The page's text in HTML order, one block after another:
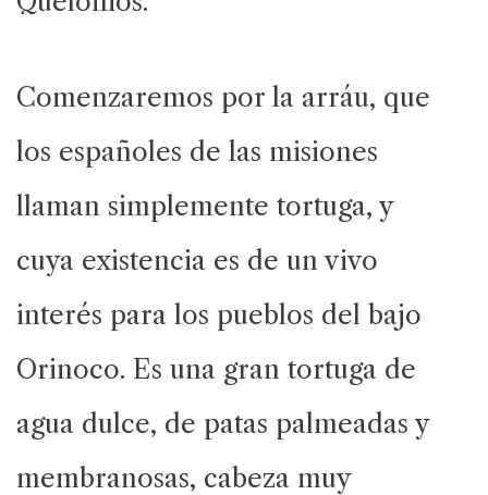
Comenzaremos por la arráu, que
los españoles de las misiones
llaman simplemente tortuga, y
cuya existencia es de un vivo
interés para los pueblos del bajo
Orinoco. Es una gran tortuga de
agua dulce, de patas palmeadas y
membranosas, cabeza muy